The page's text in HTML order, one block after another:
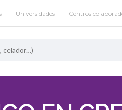
Universidades Centros